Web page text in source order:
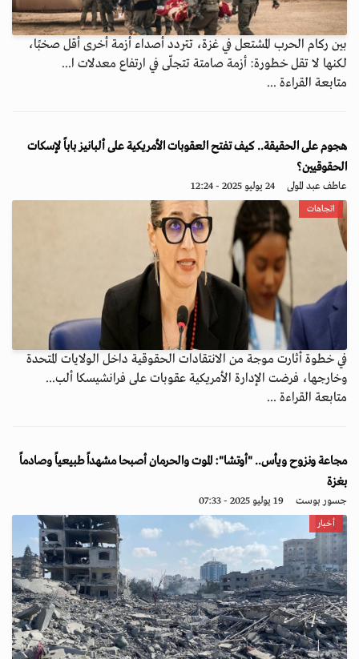
بين ركام الحرب المشتعل في غزة، تتردد أصداء أزمة أخرى أقل صخبًا،
لكنها لا تقل خطورة: أزمة صامتة تتجلّى في ارتفاع معدلات ا...
متابعة القراءة ...
هجوم على الحقيقة.. كيف تفتح العقوبات الأمريكية على ألبانيز باباً لإسكات
الحقوقيين؟
عاطف عبد المولى 24 يوليو 2025 - 12:24
اتجاهات
في خطوة أثارت موجة من الانتقادات الحقوقية داخل الولايات المتحدة
وخارجها، فرضت الإدارة الأمريكية عقوبات على فرانشيسكا ألب...
متابعة القراءة ...
مجاعة ونزوح ويأس.. "أوتشا": الموت والحرمان أصبحا مشهداً طبيعياً وصادماً
بغزة
جسور بوست 19 يوليو 2025 - 07:33
أخبار